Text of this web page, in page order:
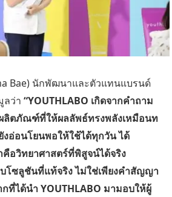
Bae) นักพัฒนาและตัวแทนแบรนด์
ลว่า “YOUTHLABO เกิดจากคำถาม
งผลิตภัณฑ์ที่ให้ผลลัพธ์ทรงพลังเหมือนท
อ่อนโยนพอให้ใช้ได้ทุกวัน ได้
าคือวิทยาศาสตร์ที่พิสูจน์ได้จริง
ลูชันที่แท้จริง ไม่ใช่เพียงคำสัญญา
ที่ได้นำ YOUTHLABO มามอบให้ผู้